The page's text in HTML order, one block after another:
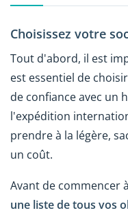
Choisissez votre
Tout d'abord, il est
est essentiel de
de confiance avec un
l'expédition
prendre à la légère,
un coût.
Avant de commencer
une liste de tous vos